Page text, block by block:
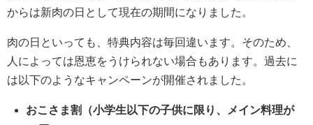
からは新肉の日として現在の期間になりました。
肉の日といっても、特典内容は毎回違います。そのため、
人によっては恩恵をうけられない場合もあります。過去に
は以下のようなキャンペーンが開催されました。
おこさま割（小学生以下の子供に限り、メイン料理が